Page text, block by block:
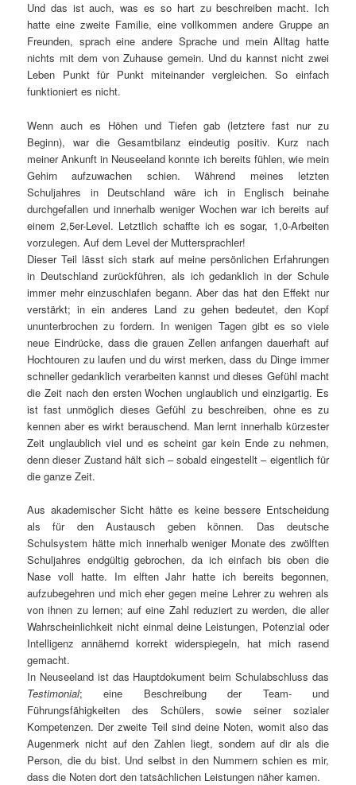
Und das ist auch, was es so hart zu beschreiben macht. Ich
hatte eine zweite Familie, eine vollkommen andere Gruppe an
Freunden, sprach eine andere Sprache und mein Alltag hatte
nichts mit dem von Zuhause gemein. Und du kannst nicht zwei
Leben Punkt für Punkt miteinander vergleichen. So einfach
funktioniert es nicht.
Wenn auch es Höhen und Tiefen gab (letztere fast nur zu
Beginn), war die Gesamtbilanz eindeutig positiv. Kurz nach
meiner Ankunft in Neuseeland konnte ich bereits fühlen, wie mein
Gehirn aufzuwachen schien. Während meines letzten
Schuljahres in Deutschland wäre ich in Englisch beinahe
durchgefallen und innerhalb weniger Wochen war ich bereits auf
einem 2,5er-Level. Letztlich schaffte ich es sogar, 1,0-Arbeiten
vorzulegen. Auf dem Level der Muttersprachler!
Dieser Teil lässt sich stark auf meine persönlichen Erfahrungen
in Deutschland zurückführen, als ich gedanklich in der Schule
immer mehr einzuschlafen begann. Aber das hat den Effekt nur
verstärkt; in ein anderes Land zu gehen bedeutet, den Kopf
ununterbrochen zu fordern. In wenigen Tagen gibt es so viele
neue Eindrücke, dass die grauen Zellen anfangen dauerhaft auf
Hochtouren zu laufen und du wirst merken, dass du Dinge immer
schneller gedanklich verarbeiten kannst und dieses Gefühl macht
die Zeit nach den ersten Wochen unglaublich und einzigartig. Es
ist fast unmöglich dieses Gefühl zu beschreiben, ohne es zu
kennen aber es wirkt berauschend. Man lernt innerhalb kürzester
Zeit unglaublich viel und es scheint gar kein Ende zu nehmen,
denn dieser Zustand hält sich – sobald eingestellt – eigentlich für
die ganze Zeit.
Aus akademischer Sicht hätte es keine bessere Entscheidung
als für den Austausch geben können. Das deutsche
Schulsystem hätte mich innerhalb weniger Monate des zwölften
Schuljahres endgültig gebrochen, da ich einfach bis oben die
Nase voll hatte. Im elften Jahr hatte ich bereits begonnen,
aufzubegehren und mich eher gegen meine Lehrer zu wehren als
von ihnen zu lernen; auf eine Zahl reduziert zu werden, die aller
Wahrscheinlichkeit nicht einmal deine Leistungen, Potenzial oder
Intelligenz annähernd korrekt widerspiegeln, hat mich rasend
gemacht.
In Neuseeland ist das Hauptdokument beim Schulabschluss das
Testimonial; eine Beschreibung der Team- und
Führungsfähigkeiten des Schülers, sowie seiner sozialer
Kompetenzen. Der zweite Teil sind deine Noten, womit also das
Augenmerk nicht auf den Zahlen liegt, sondern auf dir als die
Person, die du bist. Und selbst in den Nummern schien es mir,
dass die Noten dort den tatsächlichen Leistungen näher kamen.